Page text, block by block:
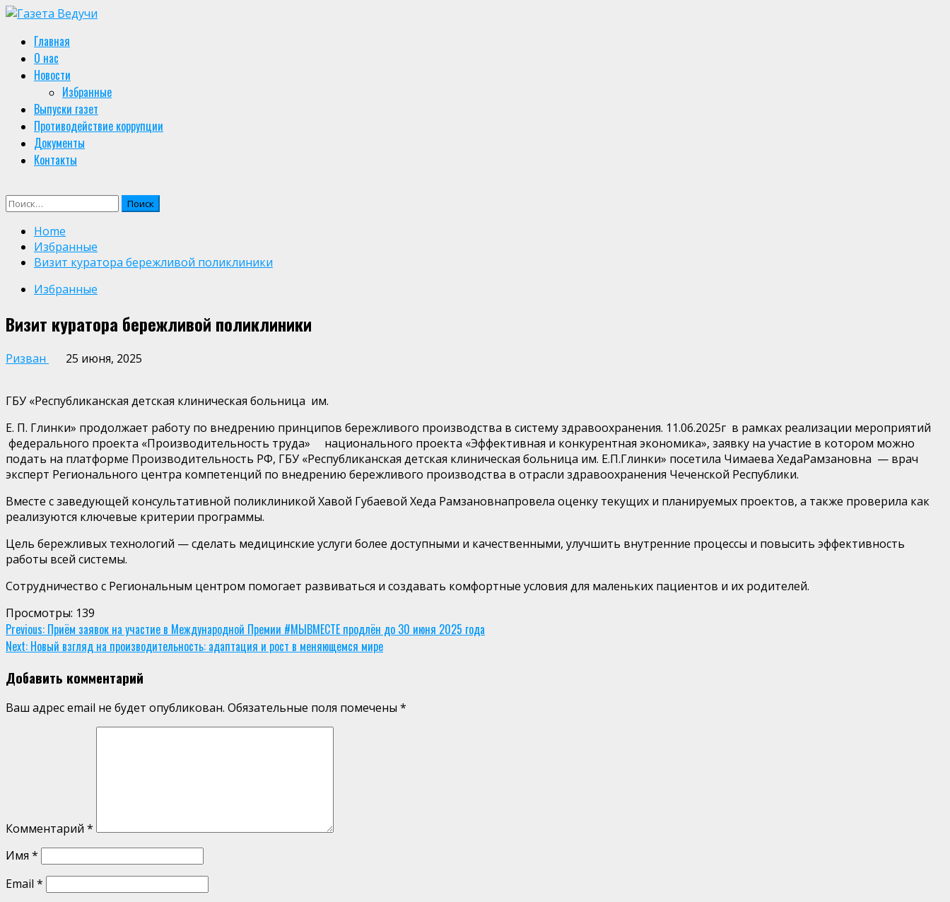
Skip
content
Primary
Menu
Главная
О нас
Новости
Избранные
Выпуски газет
Противодействие коррупции
Документы
Контакты
Найти:
Home
Избранные
Визит куратора бережливой поликлиники
Избранные
Визит куратора бережливой поликлиники
Ризван 25 июня, 2025
ГБУ «Республиканская детская клиническая больница им.
Е. П. Глинки» продолжает работу по внедрению принципов бережливого производства в систему здравоохранения. 11.06.2025г в рамках реализации мероприятий
федерального проекта «Производительность труда» национального проекта «Эффективная и конкурентная экономика», заявку на участие в котором можно
подать на платформе Производительность РФ, ГБУ «Республиканская детская клиническая больница им. Е.П.Глинки» посетила Чимаева ХедаРамзановна — врач
эксперт Регионального центра компетенций по внедрению бережливого производства в отрасли здравоохранения Чеченской Республики.
Вместе с заведующей консультативной поликлиникой Хавой Губаевой Хеда Рамзановнапровела оценку текущих и планируемых проектов, а также проверила как
реализуются ключевые критерии программы.
Цель бережливых технологий — сделать медицинские услуги более доступными и качественными, улучшить внутренние процессы и повысить эффективность
работы всей системы.
Сотрудничество с Региональным центром помогает развиваться и создавать комфортные условия для маленьких пациентов и их родителей.
Просмотры: 139
Continue
Reading
Previous: Приём заявок на участие в Международной Премии #МЫВМЕСТЕ продлён до 30 июня 2025 года
Next: Новый взгляд на производительность: адаптация и рост в меняющемся мире
Добавить комментарий
Ваш адрес email не будет опубликован. Обязательные поля помечены *
Комментарий *
Имя *
Email *